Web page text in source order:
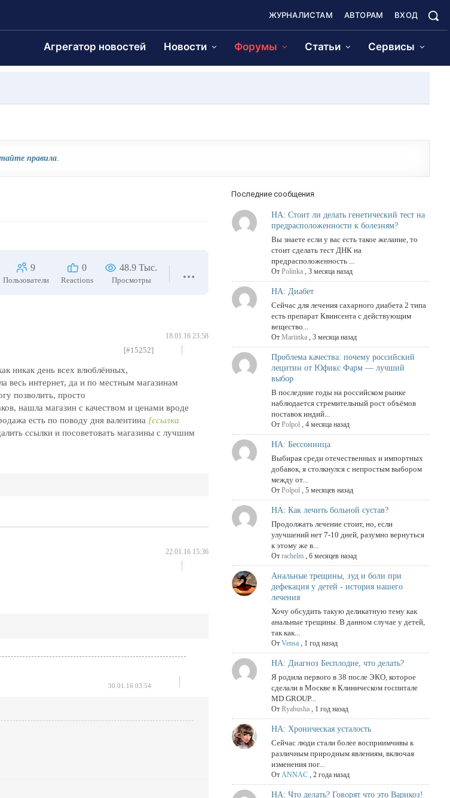
ЖУРНАЛИСТАМ АВТОРАМ ВХОД
Агрегатор новостей Новости Форумы Статьи Сервисы
правила.
9
Пользователи
0
Reactions
48.9 Тыс.
Просмотры
18.01.16 23:58
[#15252]
никак день всех влюблённых,
весь интернет, да и по местным магазинам
позволить, просто
нашла магазин с качеством и ценами вроде
есть по поводу дня валентина [ссылка
ссылки и посоветовать магазины с лучшим
22.01.16 15:36
30.01.16 03:54
Последние сообщения
НА: Стоит ли делать генетический тест на
предрасположенности к болезням?
Вы знаете если у вас есть такое желание, то
стоит сделать тест ДНК на
предрасположенность ...
ОтPolinka ,3 месяца назад
НА: Диабет
Сейчас для лечения сахарного диабета 2 типа
есть препарат Квинсента с действующим
вещество...
ОтMariinka ,3 месяца назад
Проблема качества: почему российский
лецитин от Юфикс Фарм — лучший
выбор
В последние годы на российском рынке
наблюдается стремительный рост объёмов
поставок индий...
ОтPolpol ,4 месяца назад
НА: Бессонница
Выбирая среди отечественных и импортных
добавок, я столкнулся с непростым выбором
между от...
ОтPolpol ,5 месяцев назад
НА: Как лечить больной сустав?
Продолжать лечение стоит, но, если
улучшений нет 7-10 дней, разумно вернуться
к этому же в...
Отrachelm ,6 месяцев назад
Анальные трещины, зуд и боли при
дефекация у детей - история нашего
лечения
Хочу обсудить такую деликатную тему как
анальные трещины. В данном случае у детей,
так как...
ОтVensa , 1 год назад
НА: Диагноз Бесплодие, что делать?
Я родила первого в 38 после ЭКО, которое
сделали в Москве в Клиническом госпитале
MD GROUP...
ОтRyabusha , 1 год назад
НА: Хроническая усталость
Сейчас люди стали более восприимчивы к
различным природным явлениям, включая
изменения пог...
ОтANNAC ,2 года назад
НА: Что делать? Говорят что это Варикоз!